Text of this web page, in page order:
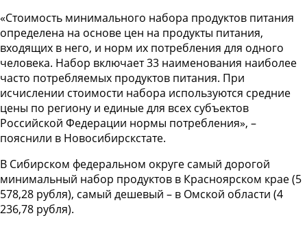
«Стоимость минимального набора продуктов питания
определена на основе цен на продукты питания,
входящих в него, и норм их потребления для одного
человека. Набор включает 33 наименования наиболее
часто потребляемых продуктов питания. При
исчислении стоимости набора используются средние
цены по региону и единые для всех субъектов
Российской Федерации нормы потребления», –
пояснили в Новосибирскстате.
В Сибирском федеральном округе самый дорогой
минимальный набор продуктов в Красноярском крае (5
578,28 рубля), самый дешевый – в Омской области (4
236,78 рубля).